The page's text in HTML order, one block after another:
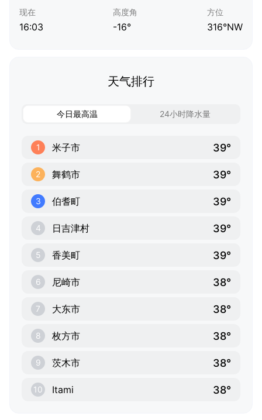
现在
16:03
高度角
-16°
方位
316°NW
天气排行
今日最高温 24小时降水量
1 米子市 39°
2 舞鹤市 39°
3 伯耆町 39°
4 日吉津村 39°
5 香美町 39°
6 尼崎市 38°
7 大东市 38°
8 枚方市 38°
9 茨木市 38°
10 Itami 38°